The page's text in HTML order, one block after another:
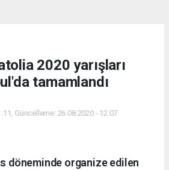
2020 yarışları
tamamlandı
Güncelleme: 26.08.2020 - 12:07
döneminde organize edilen